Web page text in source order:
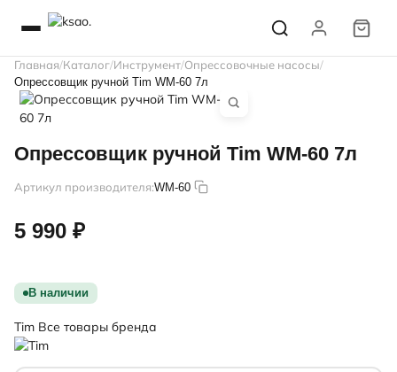
Главная Каталог Инструмент Опрессовочные насосы
Опрессовщик ручной Tim WM-60 7л
Опрессовщик ручной Tim WM-60 7л
Артикул производителя:WM-60
5 990 ₽
В наличии
Tim Все товары бренда